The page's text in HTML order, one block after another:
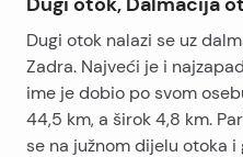
Dugi otok nalazi se uz
Zadra. Najveći je i
ime je dobio po svom
44,5 km, a širok 4,8 km.
se na južnom dijelu otoka